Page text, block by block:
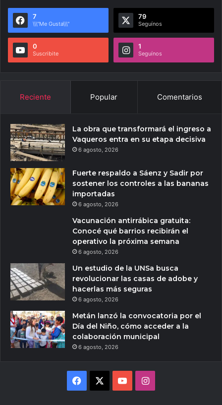
7
\\\"Me Gusta\\\"
79
Seguínos
0
Suscribite
1
Seguínos
Reciente Popular Comentarios
La obra que transformará el ingreso a
Vaqueros entra en su etapa decisiva
6 agosto, 2026
Fuerte respaldo a Sáenz y Sadir por
sostener los controles a las bananas
importadas
6 agosto, 2026
Vacunación antirrábica gratuita:
Conocé qué barrios recibirán el
operativo la próxima semana
6 agosto, 2026
Un estudio de la UNSa busca
revolucionar las casas de adobe y
hacerlas más seguras
6 agosto, 2026
Metán lanzó la convocatoria por el
Día del Niño, cómo acceder a la
colaboración municipal
6 agosto, 2026
Facebook YouTubeInstagram